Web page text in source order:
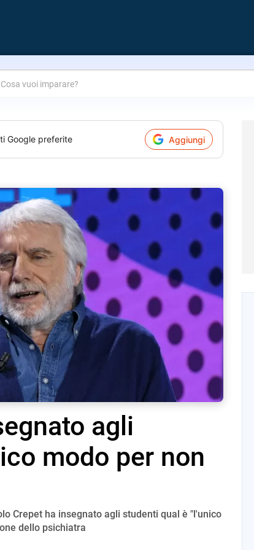
Google preferite Aggiungi
agli
modo per non
Crepet ha insegnato agli studenti qual è "l'unico
dello psichiatra